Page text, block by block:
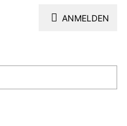
ANMELDEN